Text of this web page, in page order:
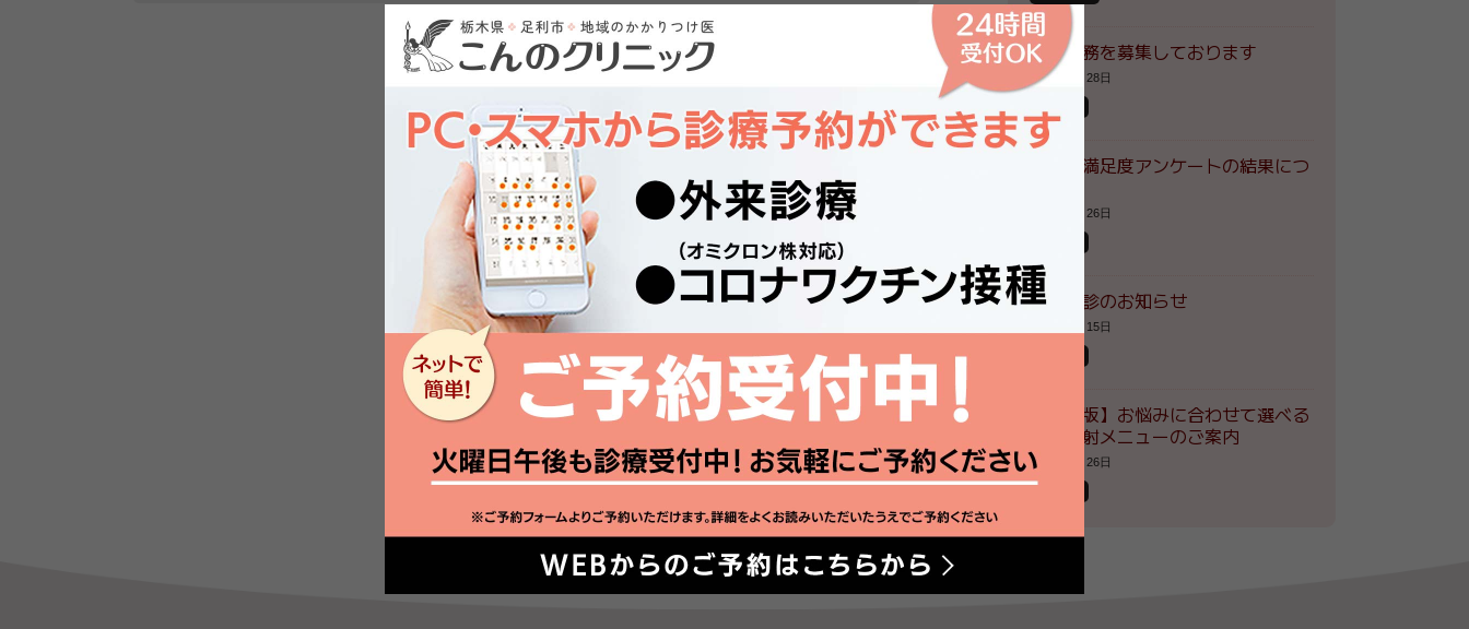
一覧に戻る
医療事務を募集しております
2026年7月28日
患者様満足度アンケートの結果につ
2026年7月26日
夏季休診のお知らせ
2026年7月15日
【最新版】お悩みに合わせて選べる
自費注射メニューのご案内
2026年5月26日